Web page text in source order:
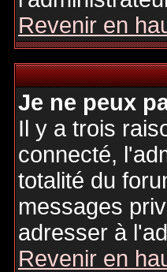
Revenir en
Je ne peux
Il y a trois
connecté,
totalité du
messages
adresser à
Revenir en